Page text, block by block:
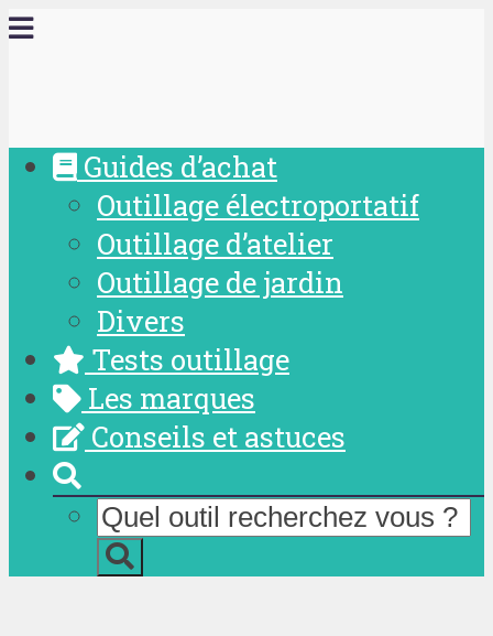
Guides d’achat
Outillage électroportatif
Outillage d’atelier
Outillage de jardin
Divers
Tests outillage
Les marques
Conseils et astuces